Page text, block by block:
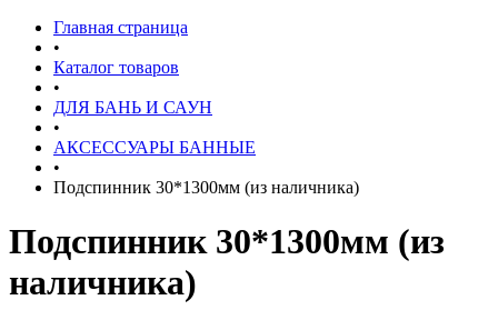
Главная страница
•
Каталог товаров
•
ДЛЯ БАНЬ И САУН
•
АКСЕССУАРЫ БАННЫЕ
•
Подспинник 30*1300мм (из наличника)
Подспинник 30*1300мм (из
наличника)